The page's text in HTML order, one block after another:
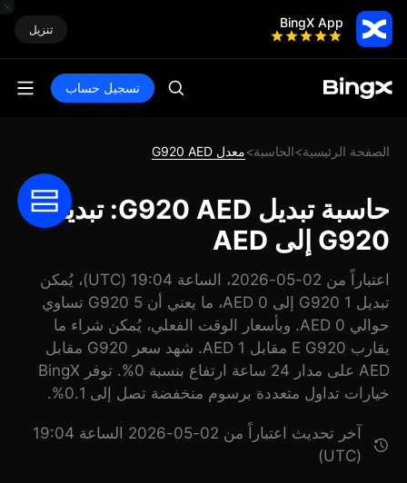
BingX App تنزيل
تسجيل حساب
الصفحة الرئيسية>الحاسبة>معدل G920 AED
حاسبة تبديل G920 AED: تبديل
G920 إلى AED
اعتباراً من 02-05-2026، الساعة 19:04 (UTC)، يُمكن
تبديل 1 G920 إلى 0 AED، ما يعني أن 5 G920 تساوي
حوالي 0 AED. وبأسعار الوقت الفعلي، يُمكن شراء ما
يقارب E G920 مقابل 1 AED. شهد سعر G920 مقابل
AED على مدار 24 ساعة ارتفاع بنسبة 0%. توفر BingX
خيارات تداول متعددة برسوم منخفضة تصل إلى 0.1%.
آخر تحديث اعتباراً من 02-05-2026 الساعة 19:04
(UTC)